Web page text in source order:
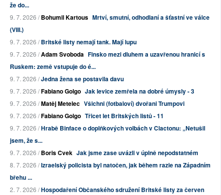
že do...
9. 7. 2026 /Bohumil Kartous Mrtví, smutní, odhodlaní a šťastní ve válce
(VIII.)
9. 7. 2026 /Britské listy nemají tank. Mají lupu
9. 7. 2026 /Adam Svoboda Finsko mezi dluhem a uzavřenou hranicí s
Ruskem: země vstupuje do é...
9. 7. 2026 /Jedna žena se postavila davu
9. 7. 2026 /Fabiano Golgo Jak levice zemřela na dobré úmysly - 3
9. 7. 2026 /Matěj Metelec Všichni (fotbaloví) dvořani Trumpovi
9. 7. 2026 /Fabiano Golgo Třicet let Britských listů - 11
9. 7. 2026 /Hrabě Binface o doplňkových volbách v Clactonu: „Netušil
jsem, že s...
9. 7. 2026 /Boris Cvek Jak jsme zase uvázli v úplně nepodstatném
8. 7. 2026 /Izraelský policista byl natočen, jak během razie na Západním
břehu ...
2. 7. 2026 /Hospodaření Občanského sdružení Britské listy za červen